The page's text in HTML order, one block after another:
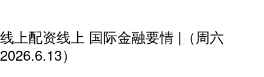
线上配资线上 国际金融要情 |（周六
2026.6.13）